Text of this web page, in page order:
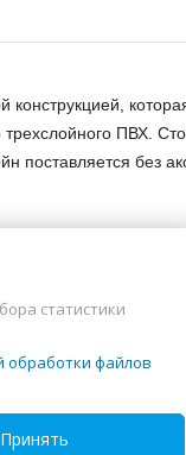
ПВХ.
поставляется без
статистики
обработки файлов
Принять